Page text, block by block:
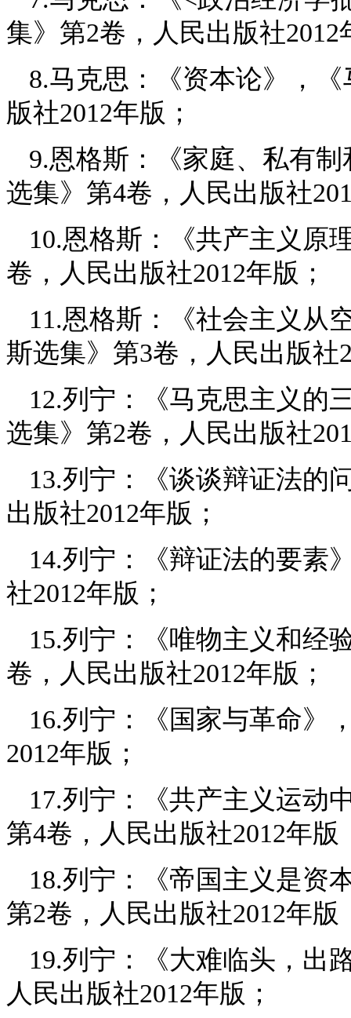
集》第2卷，人民出版社2012
8.马克思：《资本论》，
版社2012年版；
9.恩格斯：《家庭、私有
选集》第4卷，人民出版社
10.恩格斯：《共产主义原
卷，人民出版社2012年版；
11.恩格斯：《社会主义从
斯选集》第3卷，人民出版社
12.列宁：《马克思主义的
选集》第2卷，人民出版社
13.列宁：《谈谈辩证法的
出版社2012年版；
14.列宁：《辩证法的要素
社2012年版；
15.列宁：《唯物主义和经
卷，人民出版社2012年版；
16.列宁：《国家与革命》
2012年版；
17.列宁：《共产主义运动
第4卷，人民出版社2012年版
18.列宁：《帝国主义是资
第2卷，人民出版社2012年版
19.列宁：《大难临头，出
人民出版社2012年版；